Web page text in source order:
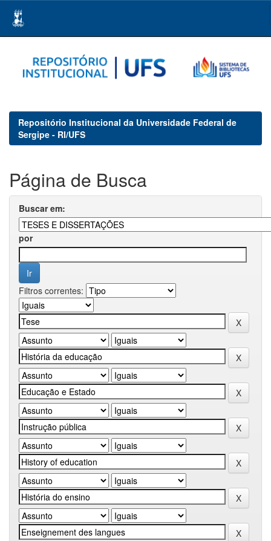
navigation
Repositório Institucional da Universidade Federal de
Sergipe - RI/UFS
Página de Busca
Buscar em:
por
Filtros correntes: